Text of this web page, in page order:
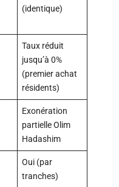
(identique)
Taux réduit
jusqu’à 0%
(premier achat
résidents)
Exonération
partielle Olim
Hadashim
Oui (par
tranches)